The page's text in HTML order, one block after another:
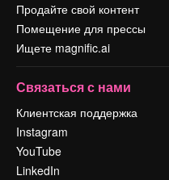
Продайте свой контент
Помещение для прессы
Ищете magnific.ai
Связаться с нами
Клиентская поддержка
Instagram
YouTube
LinkedIn